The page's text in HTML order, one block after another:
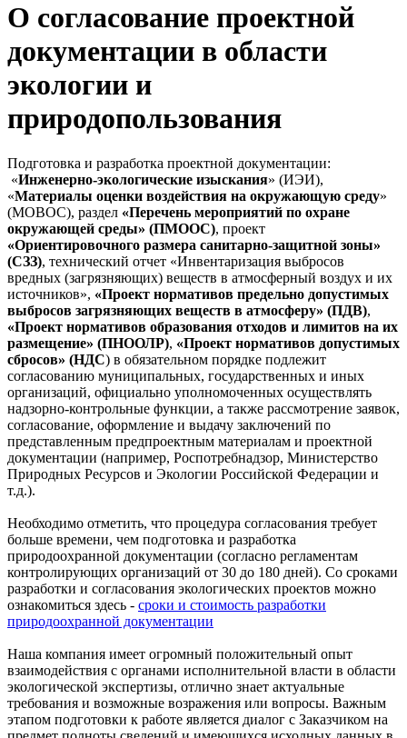
О согласование проектной
документации в области
экологии и
природопользования
Подготовка и разработка проектной документации:
«Инженерно-экологические изыскания» (ИЭИ),
«Материалы оценки воздействия на окружающую среду»
(МОВОС), раздел «Перечень мероприятий по охране
окружающей среды» (ПМООС), проект
«Ориентировочного размера санитарно-защитной зоны»
(СЗЗ), технический отчет «Инвентаризация выбросов
вредных (загрязняющих) веществ в атмосферный воздух и их
источников», «Проект нормативов предельно допустимых
выбросов загрязняющих веществ в атмосферу» (ПДВ),
«Проект нормативов образования отходов и лимитов на их
размещение» (ПНООЛР), «Проект нормативов допустимых
сбросов» (НДС) в обязательном порядке подлежит
согласованию муниципальных, государственных и иных
организаций, официально уполномоченных осуществлять
надзорно-контрольные функции, а также рассмотрение заявок,
согласование, оформление и выдачу заключений по
представленным предпроектным материалам и проектной
документации (например, Роспотребнадзор, Министерство
Природных Ресурсов и Экологии Российской Федерации и
т.д.).
Необходимо отметить, что процедура согласования требует
больше времени, чем подготовка и разработка
природоохранной документации (согласно регламентам
контролирующих организаций от 30 до 180 дней). Со сроками
разработки и согласования экологических проектов можно
ознакомиться здесь - сроки и стоимость разработки
природоохранной документации
Наша компания имеет огромный положительный опыт
взаимодействия с органами исполнительной власти в области
экологической экспертизы, отлично знает актуальные
требования и возможные возражения или вопросы. Важным
этапом подготовки к работе является диалог с Заказчиком на